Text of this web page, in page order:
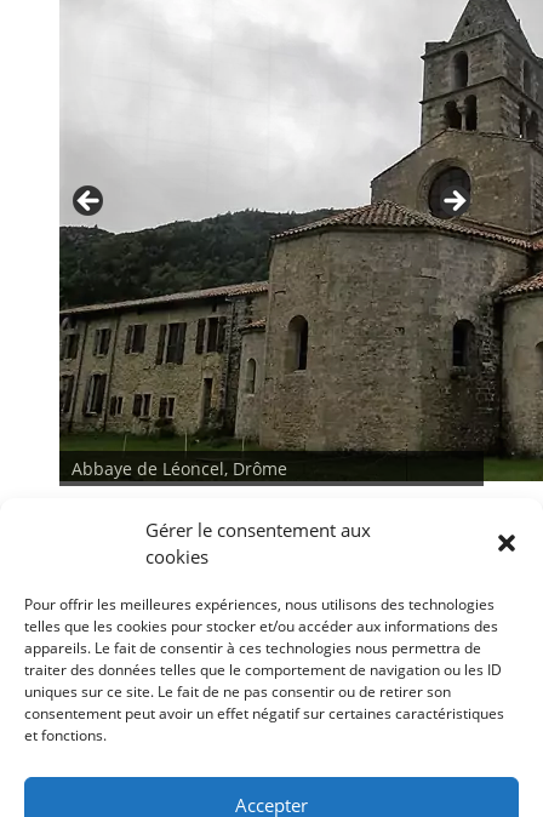
Gérer le consentement aux
cookies
Pour offrir les meilleures expériences, nous utilisons des technologies
telles que les cookies pour stocker et/ou accéder aux informations des
appareils. Le fait de consentir à ces technologies nous permettra de
traiter des données telles que le comportement de navigation ou les ID
uniques sur ce site. Le fait de ne pas consentir ou de retirer son
consentement peut avoir un effet négatif sur certaines caractéristiques
et fonctions.
Accepter
Abbaye de Léoncel, Drôme
< >
Conditions générales
Déclaration de confidentialité